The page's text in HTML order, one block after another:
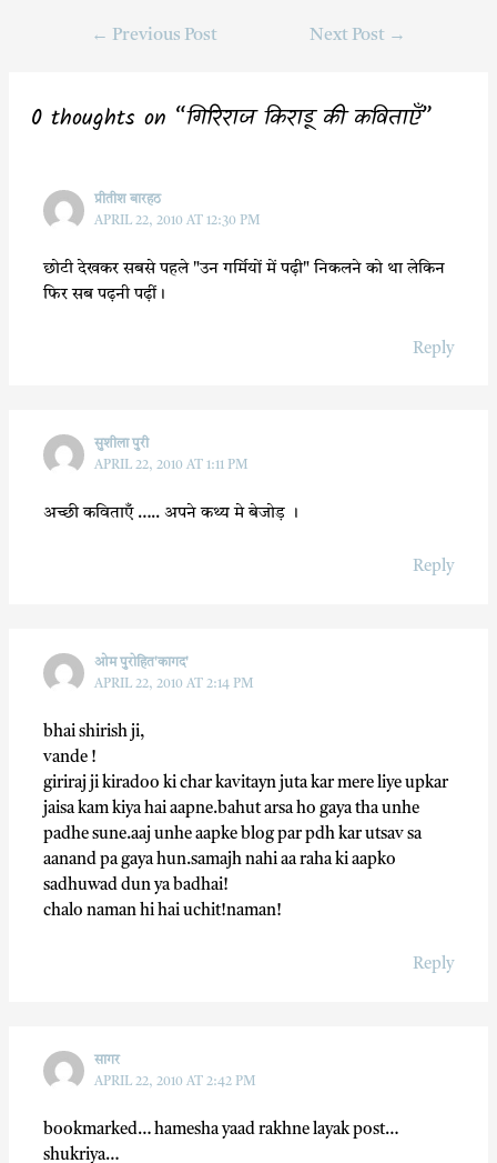
t
t
r
← Previous Post Next Post →
0 thoughts on “गिरिराज किराडू की कविताएँ”
प्रीतीश बारहठ
APRIL 22, 2010 AT 12:30 PM
छोटी देखकर सबसे पहले "उन गर्मियों में पढ़ी" निकलने को था लेकिन
फिर सब पढ़नी पढ़ीं।
Reply
सुशीला पुरी
APRIL 22, 2010 AT 1:11 PM
अच्छी कविताएँ ….. अपने कथ्य मे बेजोड़ ।
Reply
ओम पुरोहित'कागद'
APRIL 22, 2010 AT 2:14 PM
bhai shirish ji,
vande !
giriraj ji kiradoo ki char kavitayn juta kar mere liye upkar
jaisa kam kiya hai aapne.bahut arsa ho gaya tha unhe
padhe sune.aaj unhe aapke blog par pdh kar utsav sa
aanand pa gaya hun.samajh nahi aa raha ki aapko
sadhuwad dun ya badhai!
chalo naman hi hai uchit!naman!
Reply
सागर
APRIL 22, 2010 AT 2:42 PM
bookmarked… hamesha yaad rakhne layak post…
shukriya…